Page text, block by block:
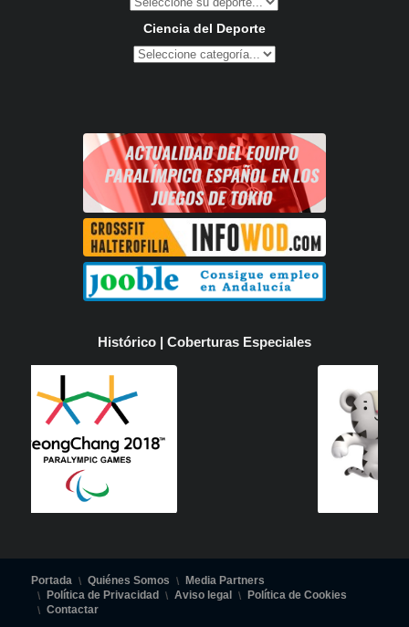
Ciencia del Deporte
Histórico | Coberturas Especiales
Portada Quiénes Somos
Media Partners
Política de Privacidad
Aviso legal
Política de Cookies
Contactar